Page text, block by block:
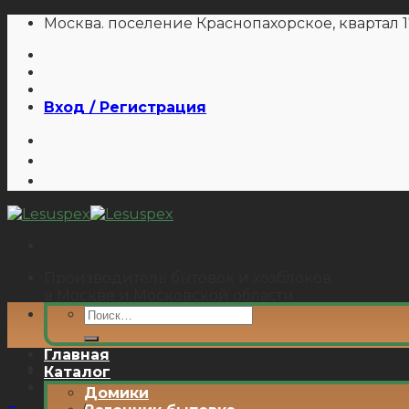
Skip
content
Москва. поселение Краснопахорское, квартал
Вход / Регистрация
Искать:
Главная
Каталог
Домики